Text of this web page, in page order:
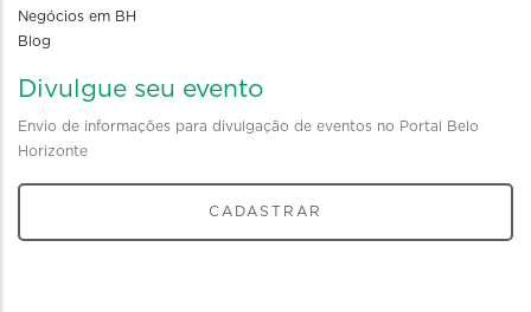
Negócios em BH
Blog
Divulgue seu evento
Envio de informações para divulgação de eventos no Portal Belo
Horizonte
CADASTRAR